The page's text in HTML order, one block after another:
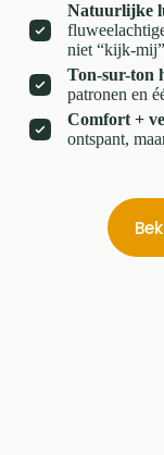
Natuurlijke
niet “kijk-
Ton-sur-ton
patronen en
Comfort +
ontspant,